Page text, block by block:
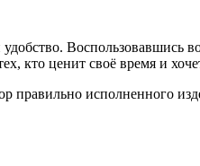
Воспользовавшись
ценит своё время и
исполненного